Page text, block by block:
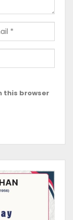
this browser